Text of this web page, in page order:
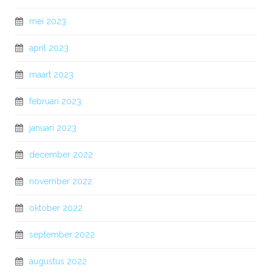
mei 2023
april 2023
maart 2023
februari 2023
januari 2023
december 2022
november 2022
oktober 2022
september 2022
augustus 2022